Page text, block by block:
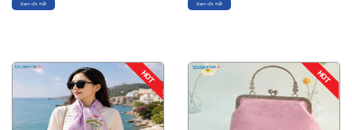
Xem chi tiết Xem chi tiết